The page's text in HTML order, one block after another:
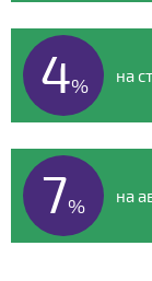
4% на
7% на